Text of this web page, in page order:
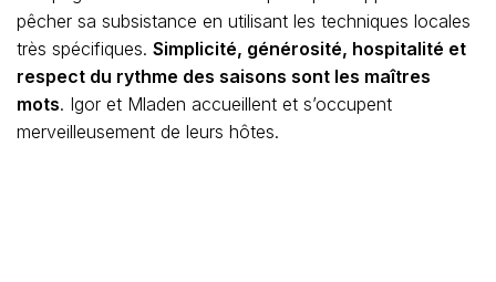
pêcher sa subsistance en utilisant les techniques locales
très spécifiques. Simplicité, générosité, hospitalité et
respect du rythme des saisons sont les maîtres
mots. Igor et Mladen accueillent et s’occupent
merveilleusement de leurs hôtes.